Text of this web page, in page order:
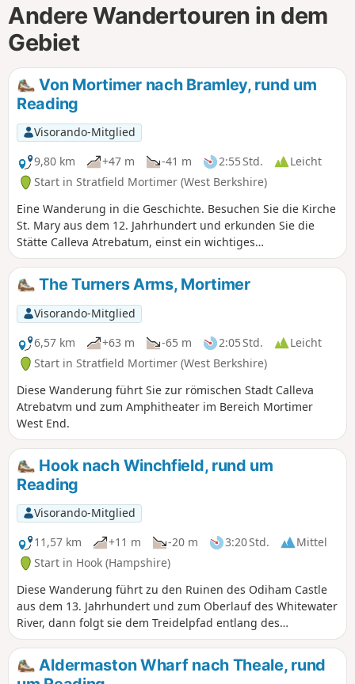
Andere Wandertouren in dem
Gebiet
Von Mortimer nach Bramley, rund um
Reading
Visorando-Mitglied
9,80 km
+47 m -41 m 2:55 Std.
Leicht
Start in Stratfield Mortimer (West Berkshire)
Eine Wanderung in die Geschichte. Besuchen Sie die Kirche
St. Mary aus dem 12. Jahrhundert und erkunden Sie die
Stätte Calleva Atrebatum, einst ein wichtiges
Verwaltungszentrum des römischen Britanniens.
The Turners Arms, Mortimer
Visorando-Mitglied
6,57 km
+63 m -65 m 2:05 Std.
Leicht
Start in Stratfield Mortimer (West Berkshire)
Diese Wanderung führt Sie zur römischen Stadt Calleva
Atrebatvm und zum Amphitheater im Bereich Mortimer
West End.
Hook nach Winchfield, rund um
Reading
Visorando-Mitglied
11,57 km
+11 m -20 m 3:20 Std.
Mittel
Start in Hook (Hampshire)
Diese Wanderung führt zu den Ruinen des Odiham Castle
aus dem 13. Jahrhundert und zum Oberlauf des Whitewater
River, dann folgt sie dem Treidelpfad entlang des
malerischen Basingstoke Canal.
Aldermaston Wharf nach Theale, rund